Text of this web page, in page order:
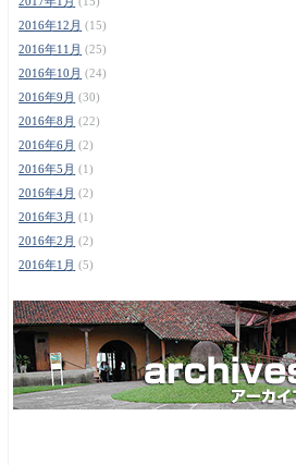
2016年12月 (15)
2016年11月 (25)
2016年10月 (24)
2016年9月 (30)
2016年8月 (22)
2016年6月 (2)
2016年5月 (1)
2016年4月 (2)
2016年3月 (1)
2016年2月 (2)
2016年1月 (5)